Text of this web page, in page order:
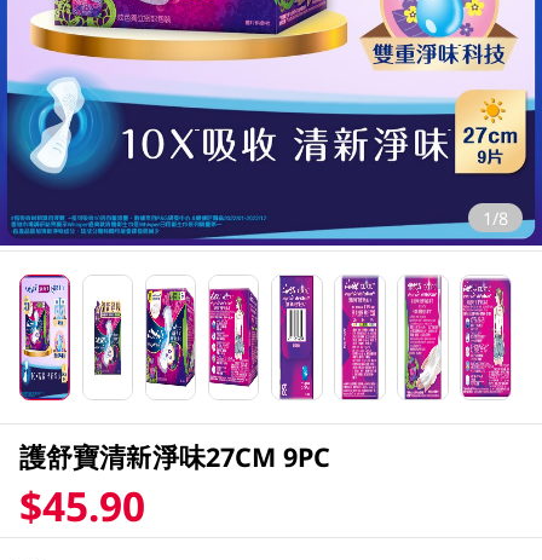
1/8
護舒寶清新淨味27CM 9PC
$45.90